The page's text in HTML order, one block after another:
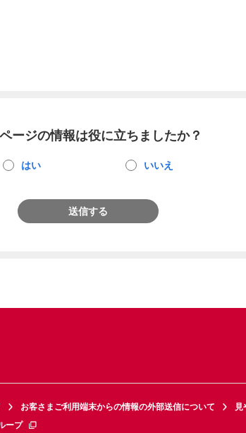
ージの情報は役に立ちましたか？
はい いいえ
送信する
お客さまご利用端末からの情報の外部送信について
見
ープ